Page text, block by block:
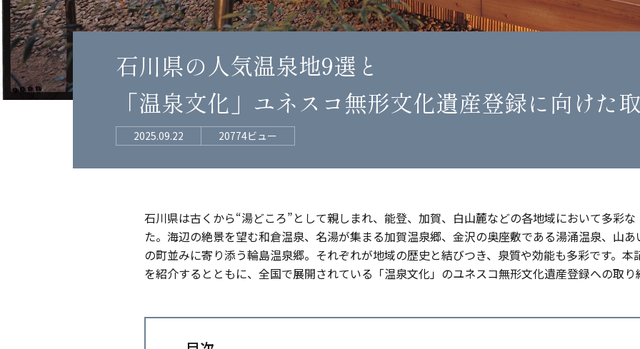
石川県の人気温泉地9選と
「温泉文化」ユネスコ無形文化遺産登録に向けた
2025.09.22 20774ビュー
石川県は古くから“湯どころ”として親しまれ、能登、加賀、白山麓などの各地域において多彩
た。海辺の絶景を望む和倉温泉、名湯が集まる加賀温泉郷、金沢の奥座敷である湯涌温泉、山
の町並みに寄り添う輪島温泉郷。それぞれが地域の歴史と結びつき、泉質や効能も多彩です。
を紹介するとともに、全国で展開されている「温泉文化」のユネスコ無形文化遺産登録への取